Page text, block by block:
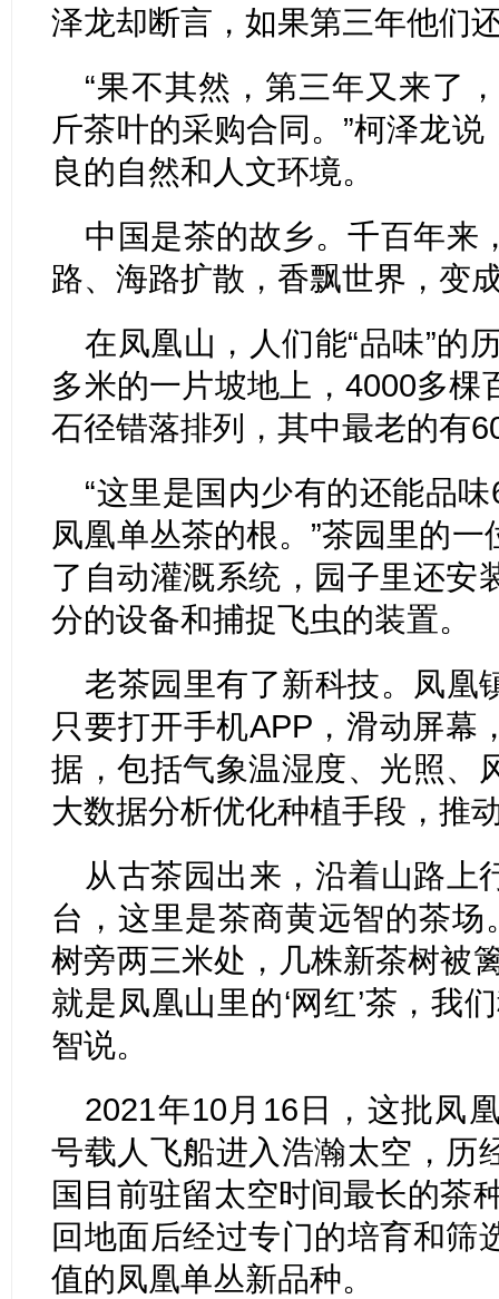
泽龙却断言，如果第三年他们
“果不其然，第三年又来了
斤茶叶的采购合同。”柯泽龙
良的自然和人文环境。
中国是茶的故乡。千百年来
路、海路扩散，香飘世界，变
在凤凰山，人们能“品味”的
多米的一片坡地上，4000多
石径错落排列，其中最老的有
“这里是国内少有的还能品
凤凰单丛茶的根。”茶园里的
了自动灌溉系统，园子里还安
分的设备和捕捉飞虫的装置。
老茶园里有了新科技。凤凰
只要打开手机APP，滑动屏幕
据，包括气象温湿度、光照、
大数据分析优化种植手段，推
从古茶园出来，沿着山路上
台，这里是茶商黄远智的茶
树旁两三米处，几株新茶树被
就是凤凰山里的‘网红’茶，我
智说。
2021年10月16日，这批凤
号载人飞船进入浩瀚太空，历
国目前驻留太空时间最长的茶
回地面后经过专门的培育和筛
值的凤凰单丛新品种。